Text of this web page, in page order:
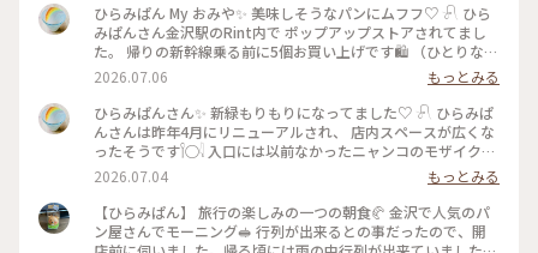
ひらみぱん My おみや✨ 美味しそうなパンにムフフ♡ 𓍯 ひら
みぱんさん金沢駅のRint内で ポップアップストアされてまし
た。 帰りの新幹線乗る前に5個お買い上げです🛍️ （ひとりなの
にちょっと多いですが） 𓍯 ⚪︎クロックムッシュ ⚪︎クロワッサ
ン ⚪︎あさりのクラムチャウダー ⚪︎いちじくデニッシュ ⚪︎カル
ダモンロール 全部が大当たりパンです🎯 𓍯 今回は日帰りでし
たが、 とても濃い1日となりました･ᴗ･ 見て下さってありがと
うございました🫶 金沢 日帰り ららら旅 fin 𓈒 𓏸 𓐍 𓂃 𓈒𓏸 𓂃◌𓈒𓐍 𓈒
の絶景 #金沢ららら旅 #日帰り #ひとり旅 #もっともっと
KANAZAWA
2026.07.06
もっとみる
ひらみぱんさん✨ 新緑もりもりになってました♡ 𓍯 ひらみぱ
んさんは昨年4月にリニューアルされ、 店内スペースが広くな
ったそうです𓌉◯𓇋 入口には以前なかったニャンコのモザイクが
💠 紫陽花も可愛く咲いており、さらにいい感じ💙 𓍯 この日
は、金沢駅内でパンのポップアップストアが 催事されている
ためビストロはお休みでした。 どっちみちららら時間がもう
タイムアップなので、 次回のお楽しみで伺いたいです🥰 もち
ろん、このあとは駅でパン大人買いです🥐🛍️ #ひらみぱん #ビ
2026.07.04
もっとみる
【ひらみぱん】 旅行の楽しみの一つの朝食🥐 金沢で人気のパ
ン屋さんでモーニング🥪 行列が出来るとの事だったので、開